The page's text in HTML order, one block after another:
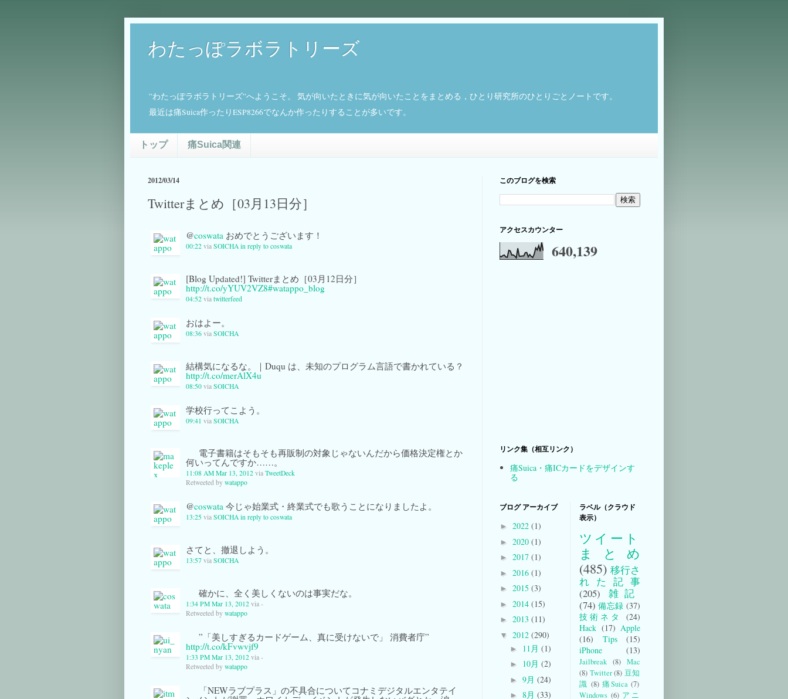
わたっぽラボラトリーズ
”わたっぽラボラトリーズ”へようこそ。 気が向いたときに気が向いたことをまとめる，ひとり研究所のひとりごとノートです。
最近は痛Suica作ったりESP8266でなんか作ったりすることが多いです。
トップ 痛Suica関連
2012/03/14
Twitterまとめ［03月13日分］
@coswata おめでとうございます！
00:22 via SOICHA in reply to coswata
[Blog Updated!] Twitterまとめ［03月12日分］
http://t.co/yYUV2VZ8#watappo_blog
04:52 via twitterfeed
おはよー。
08:36 via SOICHA
結構気になるな。｜Duqu は、未知のプログラム言語で書かれている？
http://t.co/merAlX4u
08:50 via SOICHA
学校行ってこよう。
09:41 via SOICHA
電子書籍はそもそも再販制の対象じゃないんだから価格決定権とか
何いってんですか……。
11:08 AM Mar 13, 2012 via TweetDeck
Retweeted by watappo
@coswata 今じゃ始業式・終業式でも歌うことになりましたよ。
13:25 via SOICHA in reply to coswata
さてと、撤退しよう。
13:57 via SOICHA
確かに、全く美しくないのは事実だな。
1:34 PM Mar 13, 2012 via -
Retweeted by watappo
”「美しすぎるカードゲーム、真に受けないで」 消費者庁”
http://t.co/kFvwvjf9
1:33 PM Mar 13, 2012 via -
Retweeted by watappo
「NEWラブプラス」の不具合についてコナミデジタルエンタテイ
このブログを検索
アクセスカウンター
640,139
リンク集（相互リンク）
痛Suica・痛ICカードをデザインす
る
ブログ アーカイブ
► 2022 (1)
► 2020 (1)
► 2017 (1)
► 2016 (1)
► 2015 (3)
► 2014 (15)
► 2013 (11)
▼ 2012 (290)
► 11月 (1)
► 10月 (2)
► 9月 (24)
► 8月 (33)
ラベル（クラウド
表示）
ツイート
まとめ
(485) 移行さ
れた記事
(205)
雑記
(74) 備忘録 (37)
技術ネタ
(24)
Hack (17) Apple
(16)
Tips
(15)
iPhone
(13)
Jailbreak (8) Mac
(8) Twitter (8) 豆知
識 (8) 痛Suica (7)
Windows (6) アニ